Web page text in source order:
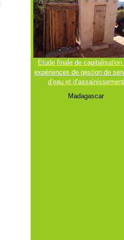
Etude finale de capitalisation
expériences de gestion de
d’eau et d’assainissement
Madagascar